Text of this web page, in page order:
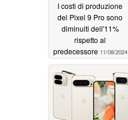
I costi di produzione
del Pixel 9 Pro sono
diminuiti dell'11%
rispetto al
predecessore 11/08/2024